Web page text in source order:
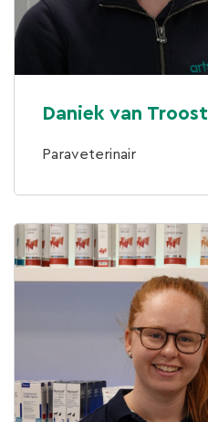
Daniek van Troost
Paraveterinair